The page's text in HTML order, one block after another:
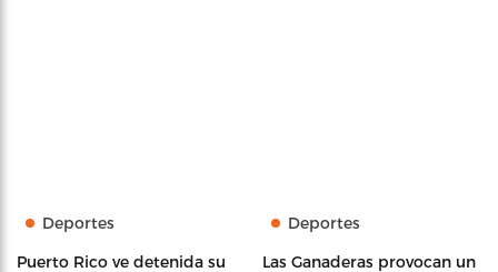
Deportes
Puerto Rico ve detenida su
Deportes
Las Ganaderas provocan un